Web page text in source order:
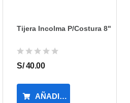
Tijera Incolma P/costura 8"
S/ 40.00
AÑADIR AL CARRITO